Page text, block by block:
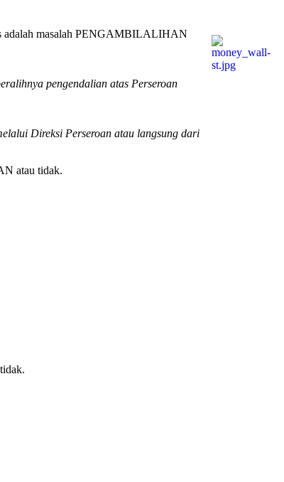
adalah masalah PENGAMBILALIHAN
pengendalian atas Perseroan
Direksi Perseroan atau langsung dari
atau tidak.